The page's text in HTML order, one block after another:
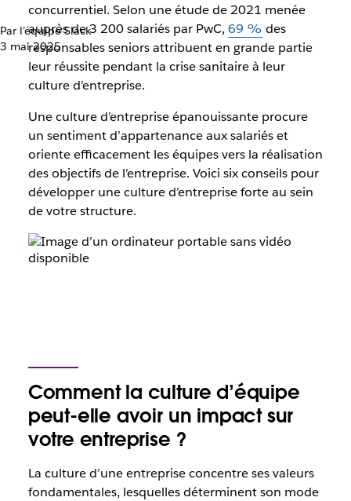
Par l’équipe Slack
3 mai 2025
concurrentiel. Selon une étude de 2021 menée
auprès de 3 200 salariés par PwC, 69 % des
responsables seniors attribuent en grande partie
leur réussite pendant la crise sanitaire à leur
culture d’entreprise.
Une culture d’entreprise épanouissante procure
un sentiment d’appartenance aux salariés et
oriente efficacement les équipes vers la réalisation
des objectifs de l’entreprise. Voici six conseils pour
développer une culture d’entreprise forte au sein
de votre structure.
Comment la culture d’équipe
peut-elle avoir un impact sur
votre entreprise ?
La culture d’une entreprise concentre ses valeurs
fondamentales, lesquelles déterminent son mode